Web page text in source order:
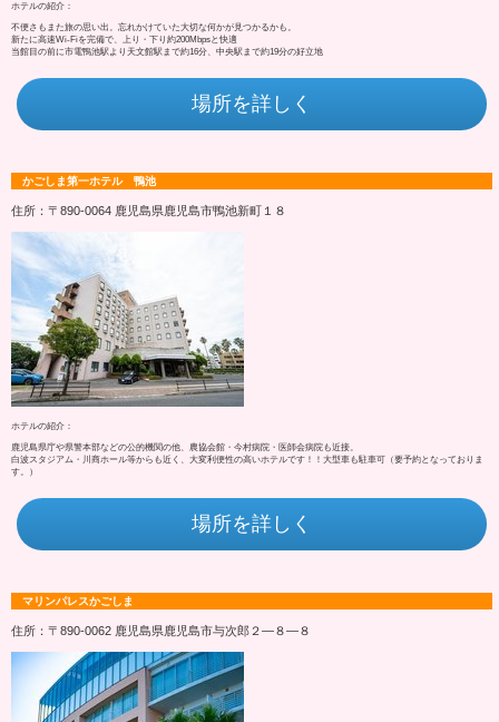
ホテルの紹介：
不便さもまた旅の思い出。忘れかけていた大切な何かが見つかるかも。
新たに高速Wi-Fiを完備で、上り・下り約200Mbpsと快適
当館目の前に市電鴨池駅より天文館駅まで約16分、中央駅まで約19分の好立地
場所を詳しく
かごしま第一ホテル 鴨池
住所：〒890-0064 鹿児島県鹿児島市鴨池新町１８
ホテルの紹介：
鹿児島県庁や県警本部などの公的機関の他、農協会館・今村病院・医師会病院も近接。
白波スタジアム・川商ホール等からも近く、大変利便性の高いホテルです！！大型車も駐車可（要予約となっておりま
す。）
場所を詳しく
マリンパレスかごしま
住所：〒890-0062 鹿児島県鹿児島市与次郎２―８―８